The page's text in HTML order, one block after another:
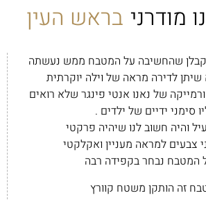
מודרני בראש העין
שהחשיבה על המטבח ממש נעשתה
לדירה מראה של וילה יוקרתית
של נאנו אנטי פינגר שלא רואים
סימני ידיים של ילדים .
והיה חשוב לנו שיהיה פרקטי
צבעים למראה מעניין ואקלקטי
המטבח נבחר בקפידה רבה
זה הותקן משטח קוורץ